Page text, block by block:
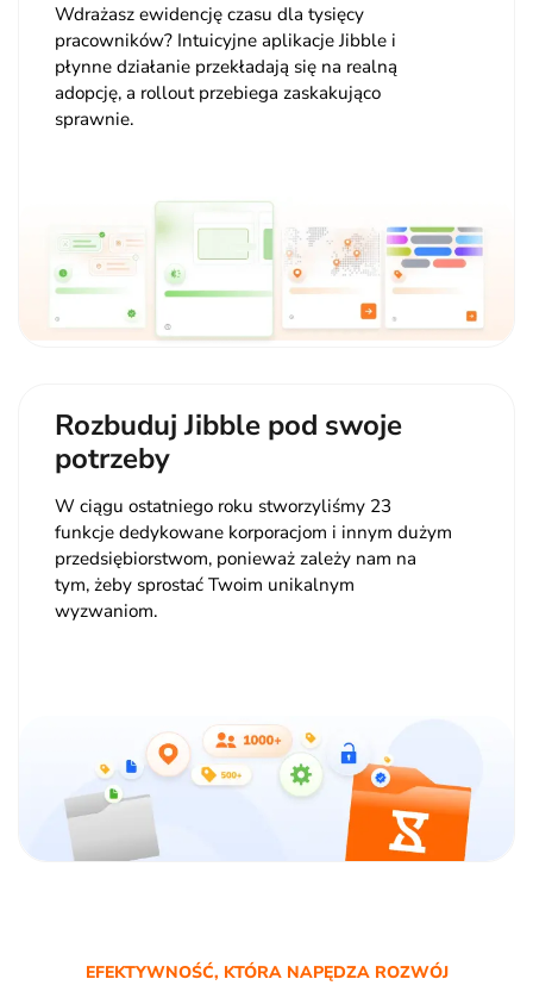
Wdrażasz ewidencję czasu dla tysięcy
pracowników? Intuicyjne aplikacje Jibble i
płynne działanie przekładają się na realną
adopcję, a rollout przebiega zaskakująco
sprawnie.
Rozbuduj Jibble pod swoje
potrzeby
W ciągu ostatniego roku stworzyliśmy 23
funkcje dedykowane korporacjom i innym dużym
przedsiębiorstwom, ponieważ zależy nam na
tym, żeby sprostać Twoim unikalnym
wyzwaniom.
EFEKTYWNOŚĆ, KTÓRA NAPĘDZA ROZWÓJ